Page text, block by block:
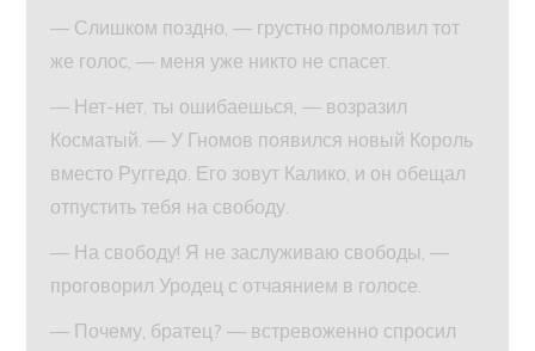
— Слишком поздно, — грустно промолвил тот
же голос, — меня уже никто не спасет.
— Нет-нет, ты ошибаешься, — возразил
Косматый. — У Гномов появился новый Король
вместо Руггедо. Его зовут Калико, и он обещал
отпустить тебя на свободу.
— На свободу! Я не заслуживаю свободы, —
проговорил Уродец с отчаянием в голосе.
— Почему, братец? — встревоженно спросил